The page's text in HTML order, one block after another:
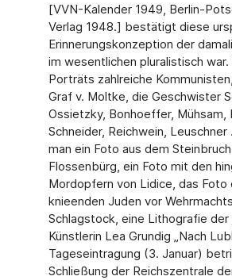
[VVN-Kalender 1949, Berlin-
Verlag 1948.] bestätigt diese
Erinnerungskonzeption der
im wesentlichen pluralistisch
Porträts zahlreiche
Graf v. Moltke, die Geschwister
Ossietzky, Bonhoeffer, Mühsam,
Schneider, Reichwein, Leuschner
man ein Foto aus dem
Flossenbürg, ein Foto mit den
Mordopfern von Lidice, das Foto
knieenden Juden vor
Schlagstock, eine Lithografie der
Künstlerin Lea Grundig „Nach
Tageseintragung (3. Januar)
Schließung der Reichszentrale